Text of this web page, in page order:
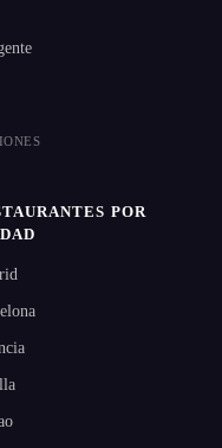
POR